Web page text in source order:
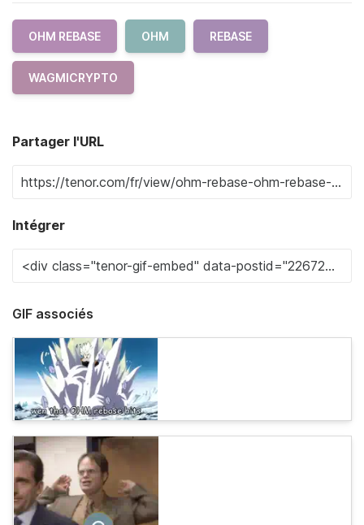
OHM REBASE OHM REBASE
WAGMICRYPTO
Partager l'URL
Intégrer
GIF associés